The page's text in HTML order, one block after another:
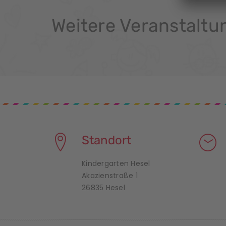
n
l
u
Weitere
Standort
Kindergarten Hesel
Akazienstraße 1
26835 Hesel